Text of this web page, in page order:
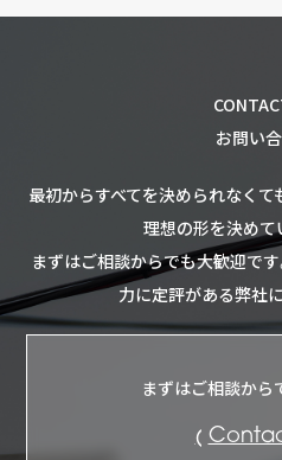
お問い
最初からすべてを決められなくて
理想の形を決めて
まずはご相談からでも大歓迎です
力に定評がある弊社
まずはご相談から